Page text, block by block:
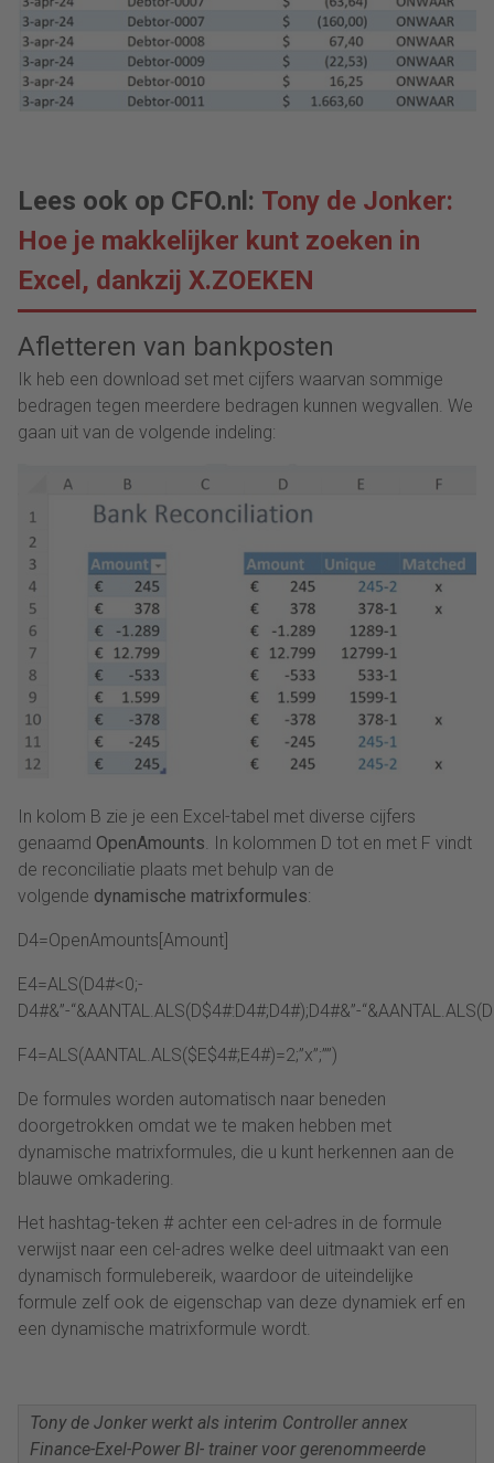
Lees ook op CFO.nl: Tony de Jonker:
Hoe je makkelijker kunt zoeken in
Excel, dankzij X.ZOEKEN
Afletteren van bankposten
Ik heb een download set met cijfers waarvan sommige
bedragen tegen meerdere bedragen kunnen wegvallen. We
gaan uit van de volgende indeling:
In kolom B zie je een Excel-tabel met diverse cijfers
genaamd OpenAmounts . In kolommen D tot en met F vindt
de reconciliatie plaats met behulp van de
volgende dynamische matrixformules:
D4=OpenAmounts[Amount]
E4=ALS(D4#<0;-
D4#&”-“&AANTAL.ALS(D$4#:D4#;D4#);D4#&”-
F4=ALS(AANTAL.ALS($E$4#;E4#)=2;”x”;””)
De formules worden automatisch naar beneden
doorgetrokken omdat we te maken hebben met
dynamische matrixformules, die u kunt herkennen aan de
blauwe omkadering.
Het hashtag-teken # achter een cel-adres in de formule
verwijst naar een cel-adres welke deel uitmaakt van een
dynamisch formulebereik, waardoor de uiteindelijke
formule zelf ook de eigenschap van deze dynamiek erf en
een dynamische matrixformule wordt.
Tonyde Jonker werkt als interim Controller annex
Finance-Exel-Power BI- trainer voor gerenommeerde